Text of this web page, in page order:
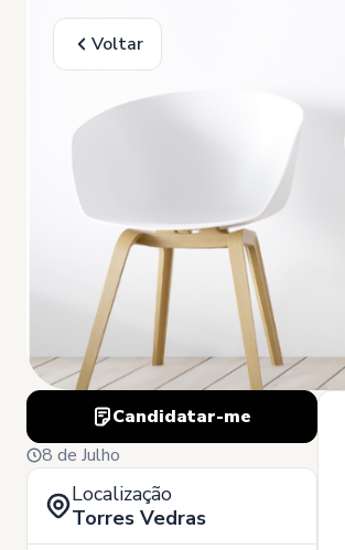
Voltar
Candidatar-me
8 de Julho
Localização
Torres Vedras